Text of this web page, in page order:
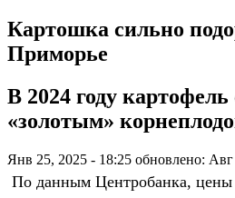
Картошка сильно
Приморье
В 2024 году
«золотым»
Янв 25, 2025 - 18:25 обновлено:
По данным Центробанка, цены